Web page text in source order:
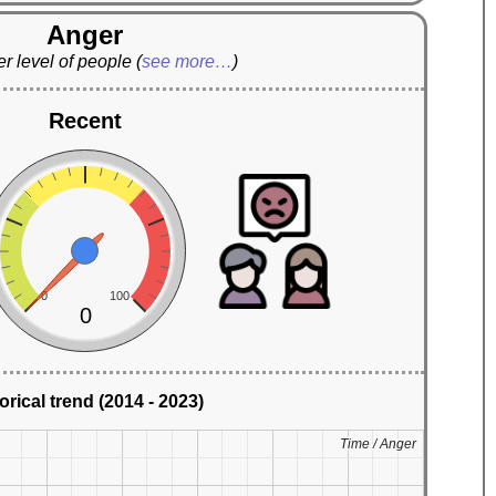
Anger
level of people(see more…)
Recent
0 100
0
trend (2014 - 2023)
Time / Anger
Time / Anger